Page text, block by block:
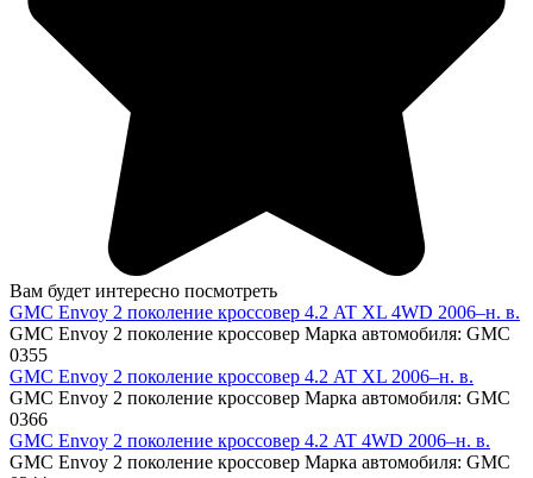
Вам будет интересно посмотреть
GMC Envoy 2 поколение кроссовер 4.2 AT XL 4WD 2006–н. в.
GMC Envoy 2 поколение кроссовер Марка автомобиля: GMC
0355
GMC Envoy 2 поколение кроссовер 4.2 AT XL 2006–н. в.
GMC Envoy 2 поколение кроссовер Марка автомобиля: GMC
0366
GMC Envoy 2 поколение кроссовер 4.2 AT 4WD 2006–н. в.
GMC Envoy 2 поколение кроссовер Марка автомобиля: GMC